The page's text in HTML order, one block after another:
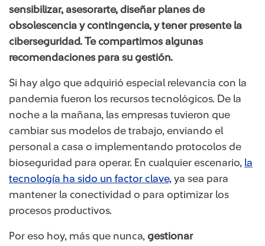
sensibilizar, asesorarte, diseñar planes de
obsolescencia y contingencia, y tener presente la
ciberseguridad. Te compartimos algunas
recomendaciones para su gestión.
Si hay algo que adquirió especial relevancia con la
pandemia fueron los recursos tecnológicos. De la
noche a la mañana, las empresas tuvieron que
cambiar sus modelos de trabajo, enviando el
personal a casa o implementando protocolos de
bioseguridad para operar. En cualquier escenario, la
tecnología ha sido un factor clave, ya sea para
mantener la conectividad o para optimizar los
procesos productivos.
Por eso hoy, más que nunca, gestionar